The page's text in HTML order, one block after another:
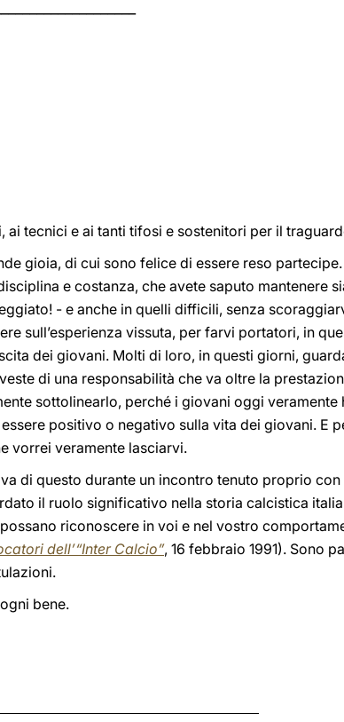
tecnici e ai tanti tifosi e sostenitori per il
gioia, di cui sono felice di essere reso partecipe.
e costanza, che avete saputo mantenere
- e anche in quelli difficili, senza
sull’esperienza vissuta, per farvi portatori, in
dei giovani. Molti di loro, in questi giorni,
di una responsabilità che va oltre la
sottolinearlo, perché i giovani oggi veramente
positivo o negativo sulla vita dei giovani. E
vorrei veramente lasciarvi.
di questo durante un incontro tenuto proprio con
il ruolo significativo nella storia calcistica
riconoscere in voi e nel vostro
dell’“Inter Calcio”, 16 febbraio 1991). Sono
bene.